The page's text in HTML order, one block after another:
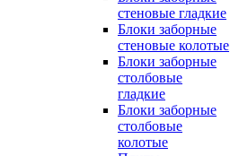
стеновые гладкие
Блоки заборные
стеновые колотые
Блоки заборные
столбовые
гладкие
Блоки заборные
столбовые
колотые